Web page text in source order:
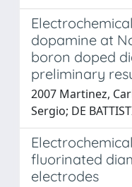
dopamine at
boron doped
preliminary
2007 Martinez,
Sergio; DE
fluorinated
electrodes